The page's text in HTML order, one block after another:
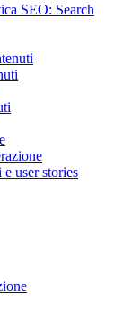
SEO: Search
user stories